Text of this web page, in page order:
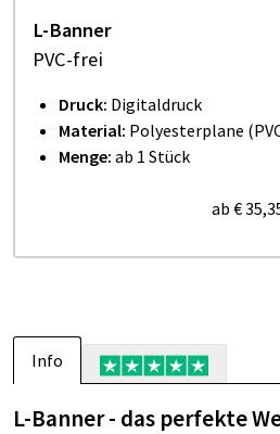
L-Banner
PVC-frei
Druck: Digitaldruck
Material: Polyesterplane
Menge: ab 1 Stück
ab €
Info
L-Banner - das perfekte